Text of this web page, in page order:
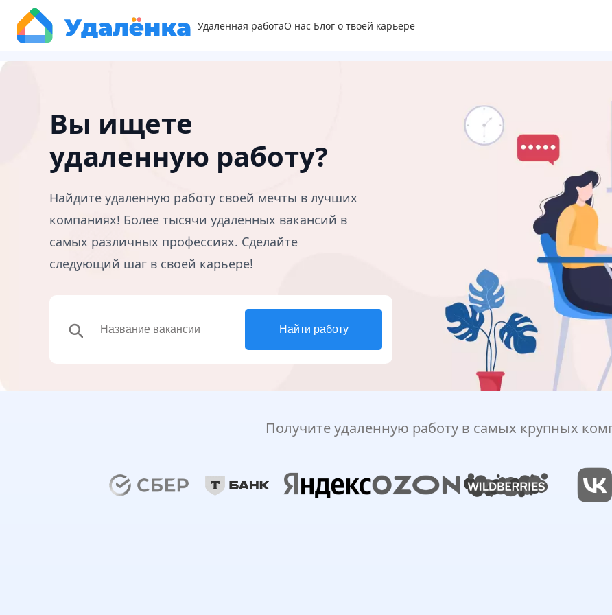
Удаленная работаО нас Блог о твоей карьере
Вы ищете
удаленную работу?
Найдите удаленную работу своей мечты в лучших
компаниях! Более тысячи удаленных вакансий в
самых различных профессиях. Сделайте
следующий шаг в своей карьере!
search Найти работу
Получите удаленную работу в самых крупных